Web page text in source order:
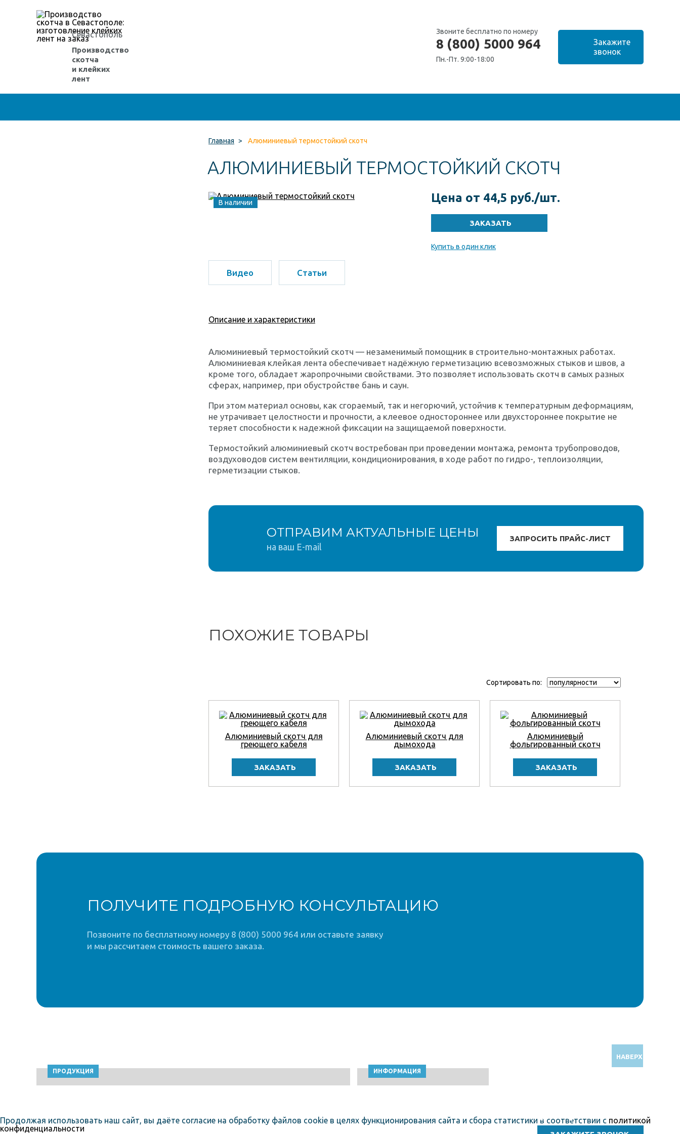
Севастополь
Производство
скотча
и клейких
лент
Звоните бесплатно по номеру
8 (800) 5000 964
Пн.-Пт. 9:00-18:00
Главная > Алюминиевый термостойкий скотч
АЛЮМИНИЕВЫЙ ТЕРМОСТОЙКИЙ СКОТЧ
В наличии Цена от 44,5 руб./шт.
Купить в один клик
Видео Статьи
Описание и характеристики
Алюминиевый термостойкий скотч — незаменимый помощник в строительно-монтажных работах.
Алюминиевая клейкая лента обеспечивает надёжную герметизацию всевозможных стыков и швов, а
кроме того, обладает жаропрочными свойствами. Это позволяет использовать скотч в самых разных
сферах, например, при обустройстве бань и саун.
При этом материал основы, как сгораемый, так и негорючий, устойчив к температурным деформациям,
не утрачивает целостности и прочности, а клеевое одностороннее или двухстороннее покрытие не
теряет способности к надежной фиксации на защищаемой поверхности.
Термостойкий алюминиевый скотч востребован при проведении монтажа, ремонта трубопроводов,
воздуховодов систем вентиляции, кондиционирования, в ходе работ по гидро-, теплоизоляции,
герметизации стыков.
ОТПРАВИМ АКТУАЛЬНЫЕ ЦЕНЫ
на ваш E-mail
ПОХОЖИЕ ТОВАРЫ
Сортировать по:
Алюминиевый скотч для
греющего кабеля
Алюминиевый скотч для
дымохода
Алюминиевый
фольгированный скотч
ПОЛУЧИТЕ ПОДРОБНУЮ КОНСУЛЬТАЦИЮ
Позвоните по бесплатному номеру 8 (800) 5000 964 или оставьте заявку
и мы рассчитаем стоимость вашего заказа.
НАВЕРХ
ПРОДУКЦИЯ ИНФОРМАЦИЯ
Продолжая использовать наш сайт, вы даёте согласие на обработку файлов cookie в целях функционирования сайта и сбора статистики в соответствии с политикой
конфиденциальности